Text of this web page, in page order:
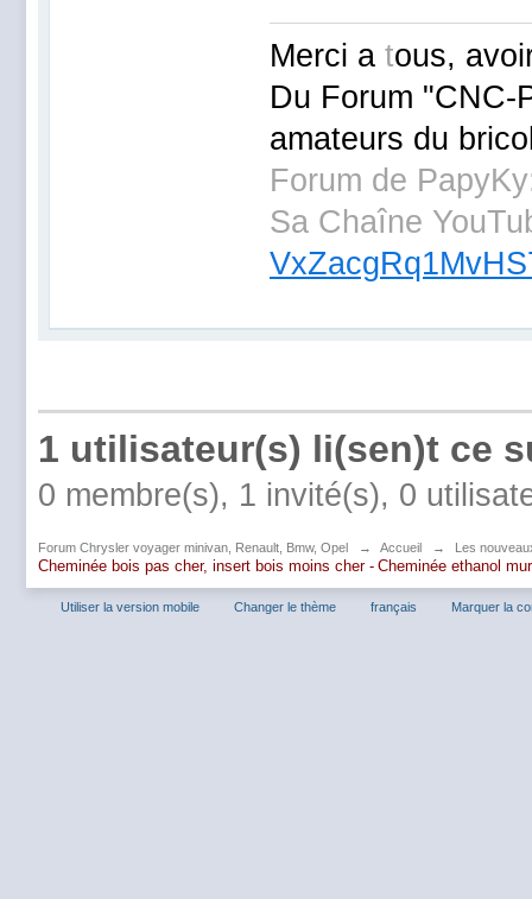
Merci a tous,
Du Forum
amateurs du
Forum de
Sa Chaîne
1 utilisateur(s) li(sen)t ce
0 membre(s), 1 invité(s), 0
Forum Chrysler voyager minivan, Renault, Bmw, Opel → Accueil → Les
Cheminée bois pas cher, insert bois moins cher - Cheminée ethanol
Utiliser la version mobile Changer le thème français Marquer la